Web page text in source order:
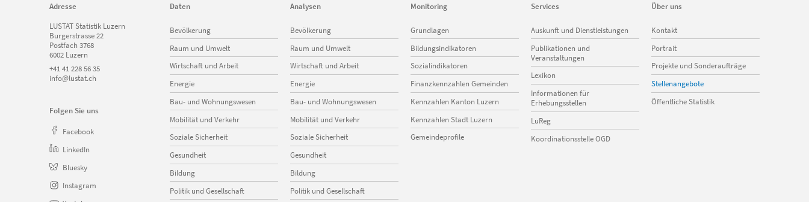
Adresse
LUSTAT Statistik Luzern
Burgerstrasse 22
Postfach 3768
6002 Luzern
+41 41 228 56 35
info@lustat.ch
Folgen Sie uns
Facebook
LinkedIn
Bluesky
Instagram
Daten
Navigation
überspringen
Bevölkerung
Raum und Umwelt
Wirtschaft und Arbeit
Energie
Bau- und Wohnungswesen
Mobilität und Verkehr
Soziale Sicherheit
Gesundheit
Bildung
Politik und Gesellschaft
Analysen
Navigation
überspringen
Bevölkerung
Raum und Umwelt
Wirtschaft und Arbeit
Energie
Bau- und Wohnungswesen
Mobilität und Verkehr
Soziale Sicherheit
Gesundheit
Bildung
Politik und Gesellschaft
Monitoring
Navigation
überspringen
Grundlagen
Bildungsindikatoren
Sozialindikatoren
Finanzkennzahlen Gemeinden
Kennzahlen Kanton Luzern
Kennzahlen Stadt Luzern
Gemeindeprofile
Services
Navigation
überspringen
Auskunft und Dienstleistungen
Publikationen und
Veranstaltungen
Lexikon
Informationen für
Erhebungsstellen
LuReg
Koordinationsstelle OGD
Über uns
Navigation
überspringen
Kontakt
Portrait
Projekte und Sonderaufträge
Stellenangebote
Öffentliche Statistik